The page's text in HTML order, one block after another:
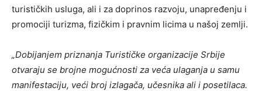
turističkih usluga, ali i za doprinos razvoju, unapređenju i
promociji turizma, fizičkim i pravnim licima u našoj zemlji.
„Dobijanjem priznanja Turističke organizacije Srbije
otvaraju se brojne mogućnosti za veća ulaganja u samu
manifestaciju, veći broj izlagača, učesnika ali i posetilaca.